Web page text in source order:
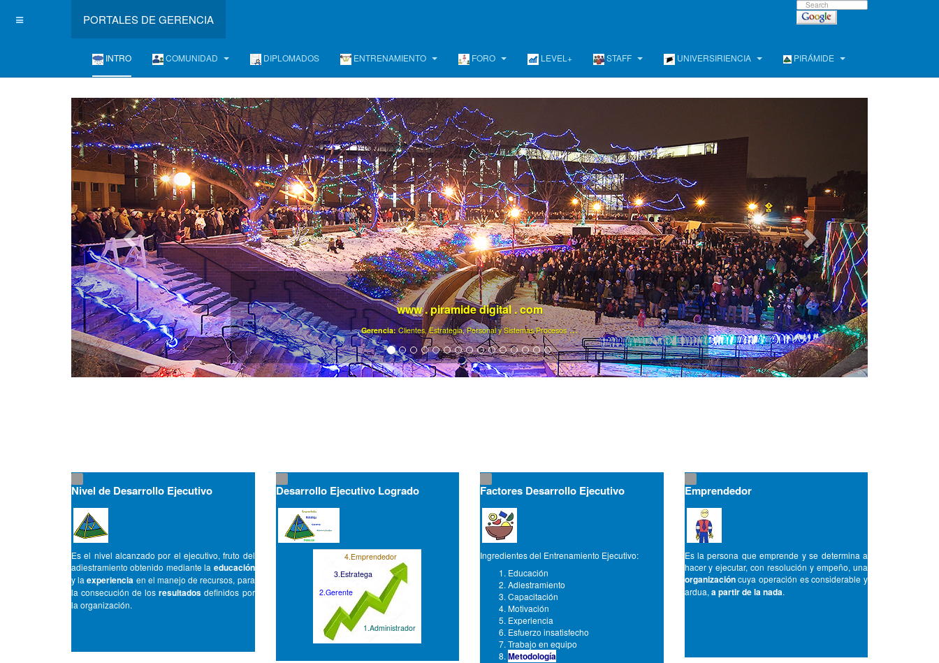
PORTALES DE GERENCIA
INTRO COMUNIDAD DIPLOMADOS ENTRENAMIENTO FORO LEVEL+ STAFF UNIVERSIRIENCIA PIRÁMIDE
Level +/ Un programa de Desarrollo Ejecutivo Continuo, Diferente !
Ya son más de 40000 gerentes registrados ...
Nivel de Desarrollo Ejecutivo
Es el nivel alcanzado por el ejecutivo, fruto del
adiestramiento obtenido mediante la educación
y laexperiencia en el manejo de recursos, para
la consecución de losresultados definidos por
la organización.
Desarrollo Ejecutivo Logrado
4.Emprendedor
3.Estratega
2.Gerente
1.Administrador
Factores Desarrollo Ejecutivo
Ingredientes del Entrenamiento Ejecutivo:
Educación
Adiestramiento
Capacitación
Motivación
Experiencia
Esfuerzo insatisfecho
Trabajo en equipo
Metodología
Emprendedor
Es la persona que emprende y se determina a
hacer y ejecutar, con resolución y empeño, una
organizacióncuya operación es considerable y
ardua, a partir de la nada.